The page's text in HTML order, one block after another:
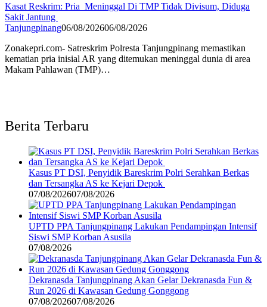
Kasat Reskrim: Pria Meninggal Di TMP Tidak Divisum, Diduga
Sakit Jantung
Tanjungpinang06/08/202606/08/2026
Zonakepri.com- Satreskrim Polresta Tanjungpinang memastikan
kematian pria inisial AR yang ditemukan meninggal dunia di area
Makam Pahlawan (TMP)…
Berita Terbaru
Kasus PT DSI, Penyidik Bareskrim Polri Serahkan Berkas
dan Tersangka AS ke Kejari Depok
07/08/202607/08/2026
UPTD PPA Tanjungpinang Lakukan Pendampingan Intensif
Siswi SMP Korban Asusila
07/08/2026
Dekranasda Tanjungpinang Akan Gelar Dekranasda Fun &
Run 2026 di Kawasan Gedung Gonggong
07/08/202607/08/2026